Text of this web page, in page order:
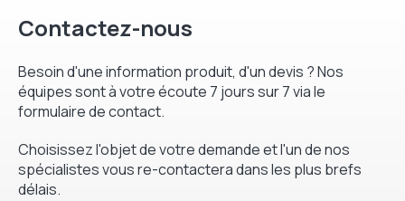
Contactez-nous
Besoin d'une information produit, d'un devis ? Nos
équipes sont à votre écoute 7 jours sur 7 via le
formulaire de contact.
Choisissez l'objet de votre demande et l'un de nos
spécialistes vous re-contactera dans les plus brefs
délais.